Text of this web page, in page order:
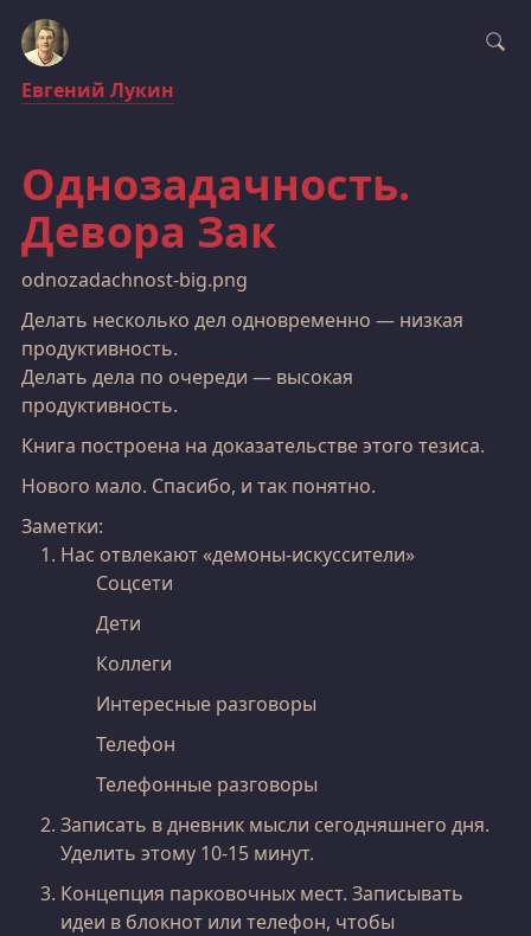
Евгений Лукин
Однозадачность.
Девора Зак
odnozadachnost-big.png
Делать несколько дел одновременно — низкая
продуктивность.
Делать дела по очереди — высокая
продуктивность.
Книга построена на доказательстве этого тезиса.
Нового мало. Спасибо, и так понятно.
Заметки:
Нас отвлекают «демоны-искуссители»
Соцсети
Дети
Коллеги
Интересные разговоры
Телефон
Телефонные разговоры
Записать в дневник мысли сегодняшнего дня.
Уделить этому 10-15 минут.
Концепция парковочных мест. Записывать
идеи в блокнот или телефон, чтобы